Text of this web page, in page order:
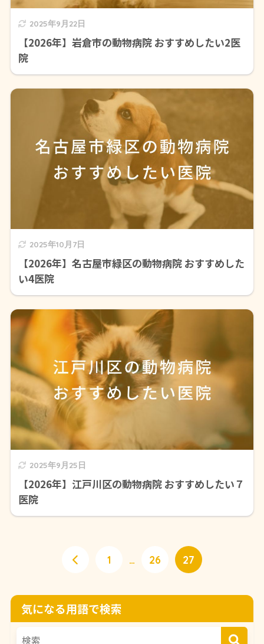
2025年9月22日
【2026年】岩倉市の動物病院 おすすめしたい2医
院
2025年10月7日
【2026年】名古屋市緑区の動物病院 おすすめした
い4医院
2025年9月25日
【2026年】江戸川区の動物病院 おすすめしたい７
医院
1 … 26 27
気になる用語で検索